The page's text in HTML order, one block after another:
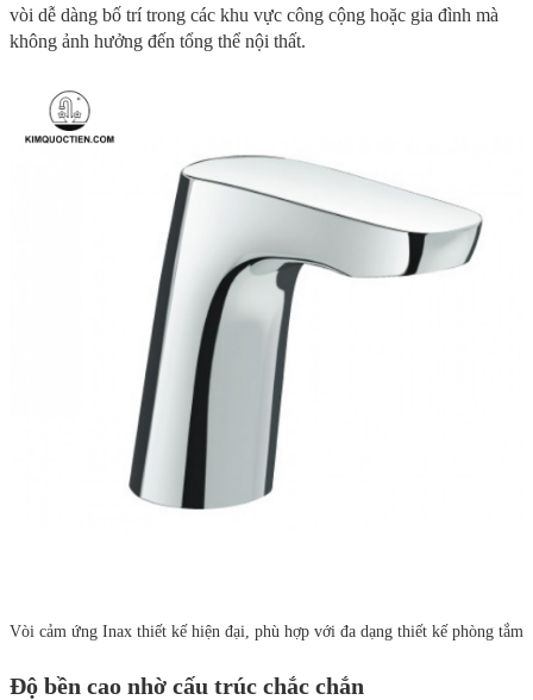
vòi dễ dàng bố trí trong các khu vực công cộng hoặc gia đình mà
không ảnh hưởng đến tổng thể nội thất.
Vòi cảm ứng Inax thiết kế hiện đại, phù hợp với đa dạng thiết kế phòng tắm
Độ bền cao nhờ cấu trúc chắc chắn